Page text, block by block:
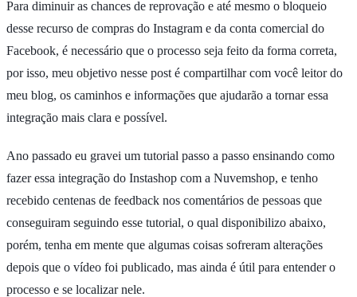
Para diminuir as chances de reprovação e até mesmo o bloqueio
desse recurso de compras do Instagram e da conta comercial do
Facebook, é necessário que o processo seja feito da forma correta,
por isso, meu objetivo nesse post é compartilhar com você leitor do
meu blog, os caminhos e informações que ajudarão a tornar essa
integração mais clara e possível.
Ano passado eu gravei um tutorial passo a passo ensinando como
fazer essa integração do Instashop com a Nuvemshop, e tenho
recebido centenas de feedback nos comentários de pessoas que
conseguiram seguindo esse tutorial, o qual disponibilizo abaixo,
porém, tenha em mente que algumas coisas sofreram alterações
depois que o vídeo foi publicado, mas ainda é útil para entender o
processo e se localizar nele.